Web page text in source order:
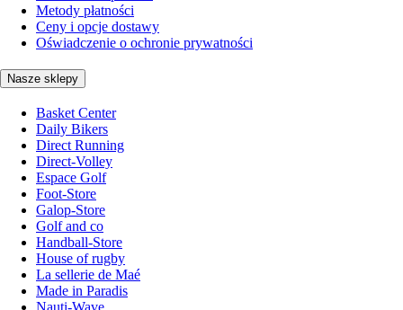
Metody płatności
Ceny i opcje dostawy
Oświadczenie o ochronie prywatności
Nasze sklepy
Basket Center
Daily Bikers
Direct Running
Direct-Volley
Espace Golf
Foot-Store
Galop-Store
Golf and co
Handball-Store
House of rugby
La sellerie de Maé
Made in Paradis
Nauti-Wave